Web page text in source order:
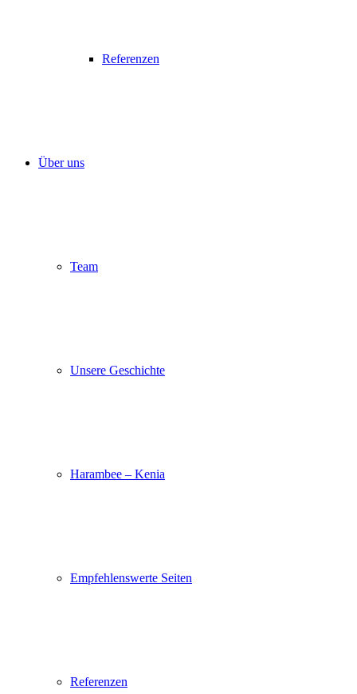
Referenzen
Über uns
Team
Unsere Geschichte
Harambee – Kenia
Empfehlenswerte Seiten
Referenzen